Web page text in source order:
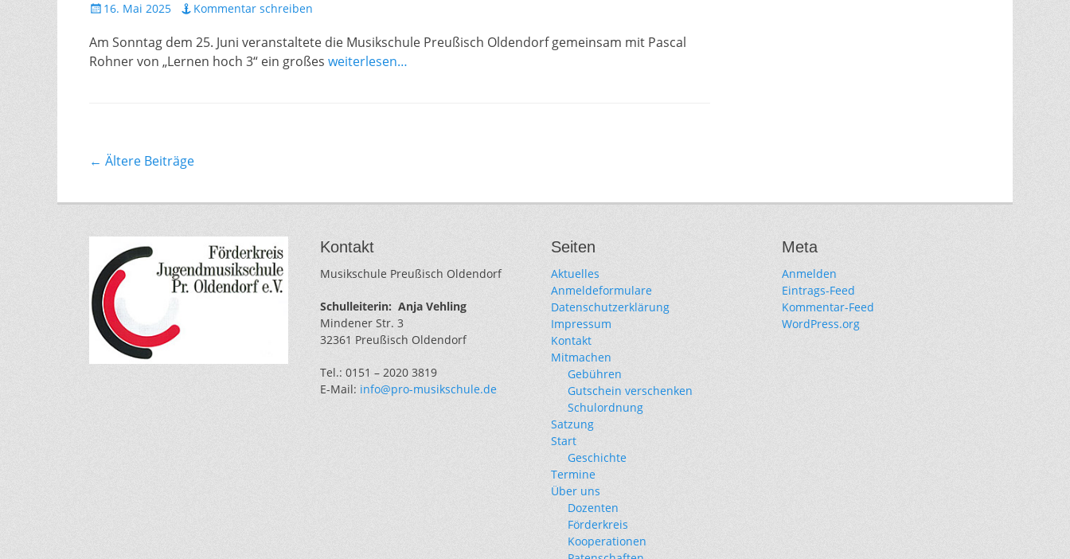
Gepostet
16. Mai 2025 Kommentar schreiben
Am Sonntag dem 25. Juni veranstaltete die Musikschule Preußisch Oldendorf gemeinsam mit Pascal
Rohner von „Lernen hoch 3“ ein großes weiterlesen…
Beitragsnavigation
← Ältere Beiträge
Kontakt
Musikschule Preußisch Oldendorf
Schulleiterin: Anja Vehling
Mindener Str. 3
32361 Preußisch Oldendorf
Tel.: 0151 – 2020 3819
E-Mail: info@pro-musikschule.de
Seiten
Aktuelles
Anmeldeformulare
Datenschutzerklärung
Impressum
Kontakt
Mitmachen
Gebühren
Gutschein verschenken
Schulordnung
Satzung
Start
Geschichte
Termine
Über uns
Dozenten
Förderkreis
Kooperationen
Meta
Anmelden
Eintrags-Feed
Kommentar-Feed
WordPress.org